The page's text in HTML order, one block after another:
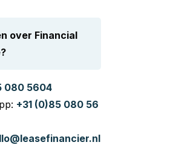
over Financial
080 5604
+31 (0)85 080 56